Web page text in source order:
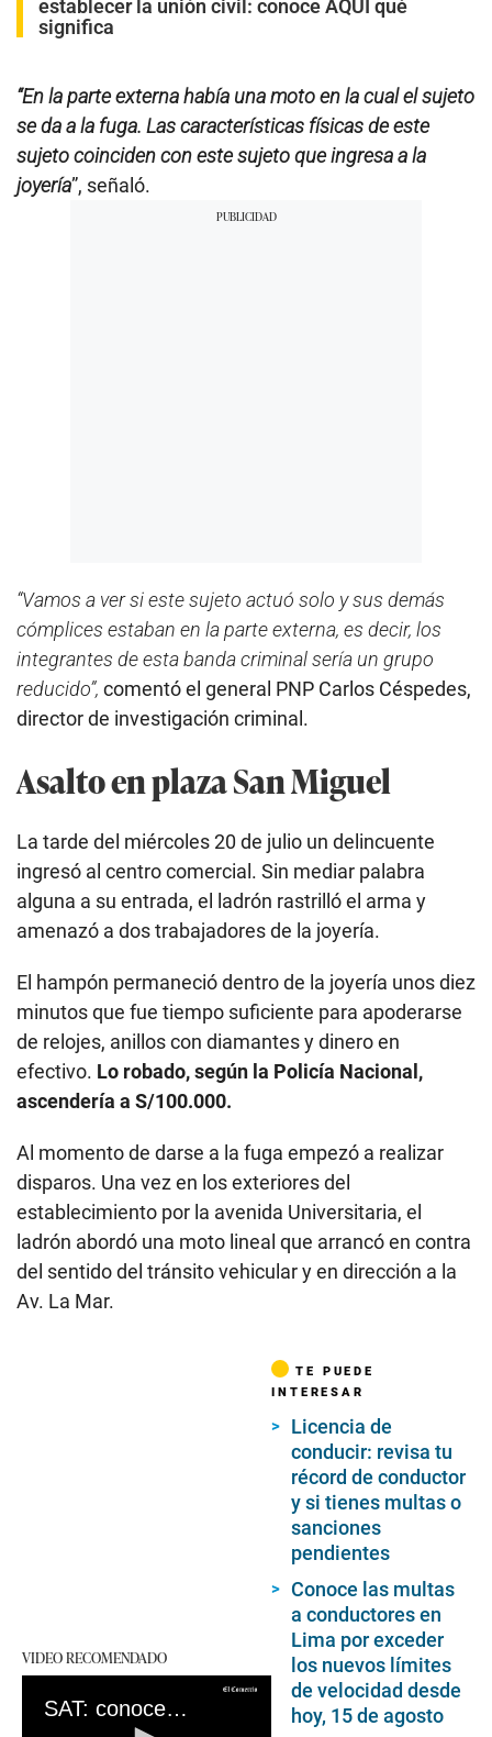
establecer la unión civil: conoce AQUÍ qué
significa
“En la parte externa había una moto en la cual el sujeto
se da a la fuga. Las características físicas de este
sujeto coinciden con este sujeto que ingresa a la
joyería”, señaló.
“Vamos a ver si este sujeto actuó solo y sus demás
cómplices estaban en la parte externa, es decir, los
integrantes de esta banda criminal sería un grupo
reducido”, comentó el general PNP Carlos Céspedes,
director de investigación criminal.
Asalto en plaza San Miguel
La tarde del miércoles 20 de julio un delincuente
ingresó al centro comercial. Sin mediar palabra
alguna a su entrada, el ladrón rastrilló el arma y
amenazó a dos trabajadores de la joyería.
El hampón permaneció dentro de la joyería unos diez
minutos que fue tiempo suficiente para apoderarse
de relojes, anillos con diamantes y dinero en
efectivo. Lo robado, según la Policía Nacional,
ascendería a S/100.000.
Al momento de darse a la fuga empezó a realizar
disparos. Una vez en los exteriores del
establecimiento por la avenida Universitaria, el
ladrón abordó una moto lineal que arrancó en contra
del sentido del tránsito vehicular y en dirección a la
Av. La Mar.
VIDEO RECOMENDADO
SAT: conoce desde cuándo se impondrá multas por exceso de velocidad en Lima
TE PUEDE
INTERESAR
Licencia de
conducir: revisa tu
récord de conductor
y si tienes multas o
sanciones
pendientes
Conoce las multas
a conductores en
Lima por exceder
los nuevos límites
de velocidad desde
hoy, 15 de agosto